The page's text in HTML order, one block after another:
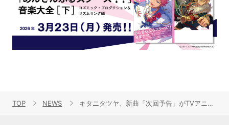
TOP NEWS キタニタツヤ、新曲「次回予告」がTVアニメ『戦隊大失格』OP主題歌に決定！アニメ第2弾PVも公開！